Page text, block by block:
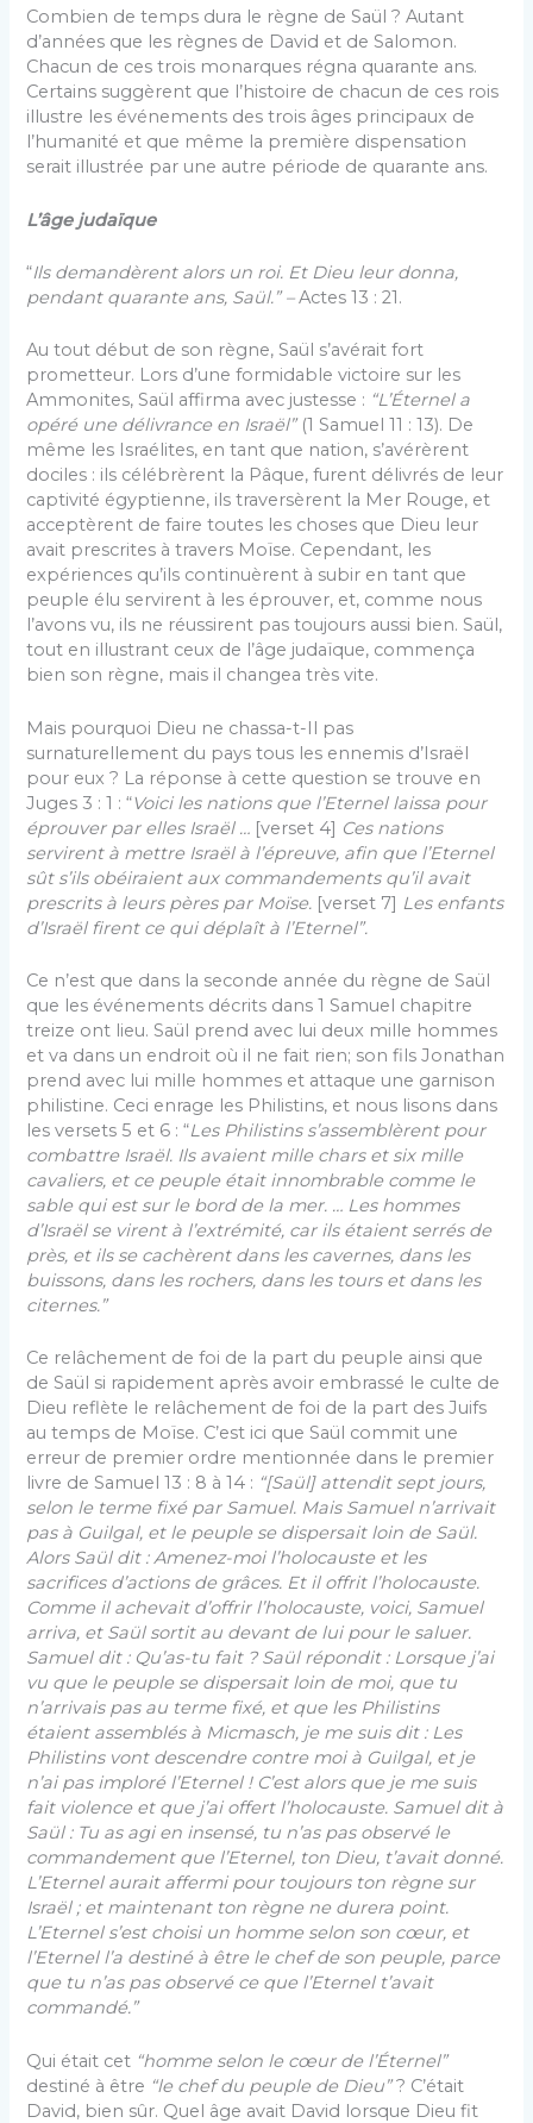
Combien de temps dura le règne de Saül ? Autant
d’années que les règnes de David et de Salomon.
Chacun de ces trois monarques régna quarante ans.
Certains suggèrent que l’histoire de chacun de ces rois
illustre les événements des trois âges principaux de
l’humanité et que même la première dispensation
serait illustrée par une autre période de quarante ans.
L’âge judaïque
“Ils demandèrent alors un roi. Et Dieu leur donna,
pendant quarante ans, Saül.” –Actes 13 : 21.
Au tout début de son règne, Saül s’avérait fort
prometteur. Lors d’une formidable victoire sur les
Ammonites, Saül affirma avec justesse : “L’Éternel a
opéré une délivrance en Israël”(1 Samuel 11 : 13). De
même les Israélites, en tant que nation, s’avérèrent
dociles : ils célébrèrent la Pâque, furent délivrés de leur
captivité égyptienne, ils traversèrent la Mer Rouge, et
acceptèrent de faire toutes les choses que Dieu leur
avait prescrites à travers Moïse. Cependant, les
expériences qu’ils continuèrent à subir en tant que
peuple élu servirent à les éprouver, et, comme nous
l’avons vu, ils ne réussirent pas toujours aussi bien. Saül,
tout en illustrant ceux de l’âge judaïque, commença
bien son règne, mais il changea très vite.
Mais pourquoi Dieu ne chassa-t-Il pas
surnaturellement du pays tous les ennemis d’Israël
pour eux ? La réponse à cette question se trouve en
Juges 3 : 1 : “Voici les nations que l’Eternel laissa pour
éprouver par elles Israël … [verset 4] Ces nations
servirent à mettre Israël à l’épreuve, afin que l’Eternel
sût s’ils obéiraient aux commandements qu’il avait
prescrits à leurs pères par Moïse. [verset 7] Les enfants
d’Israël firent ce qui déplaît à l’Eternel”.
Ce n’est que dans la seconde année du règne de Saül
que les événements décrits dans 1 Samuel chapitre
treize ont lieu. Saül prend avec lui deux mille hommes
et va dans un endroit où il ne fait rien; son fils Jonathan
prend avec lui mille hommes et attaque une garnison
philistine. Ceci enrage les Philistins, et nous lisons dans
les versets 5 et 6 : “Les Philistins s’assemblèrent pour
combattre Israël. Ils avaient mille chars et six mille
cavaliers, et ce peuple était innombrable comme le
sable qui est sur le bord de la mer. … Les hommes
d’Israël se virent à l’extrémité, car ils étaient serrés de
près, et ils se cachèrent dans les cavernes, dans les
buissons, dans les rochers, dans les tours et dans les
citernes.”
Ce relâchement de foi de la part du peuple ainsi que
de Saül si rapidement après avoir embrassé le culte de
Dieu reflète le relâchement de foi de la part des Juifs
au temps de Moïse. C’est ici que Saül commit une
erreur de premier ordre mentionnée dans le premier
livre de Samuel 13 : 8 à 14 : “[Saül] attendit sept jours,
selon le terme fixé par Samuel. Mais Samuel n’arrivait
pas à Guilgal, et le peuple se dispersait loin de Saül.
Alors Saül dit : Amenez-moi l’holocauste et les
sacrifices d’actions de grâces. Et il offrit l’holocauste.
Comme il achevait d’offrir l’holocauste, voici, Samuel
arriva, et Saül sortit au devant de lui pour le saluer.
Samuel dit : Qu’as-tu fait ? Saül répondit : Lorsque j’ai
vu que le peuple se dispersait loin de moi, que tu
n’arrivais pas au terme fixé, et que les Philistins
étaient assemblés à Micmasch, je me suis dit : Les
Philistins vont descendre contre moi à Guilgal, et je
n’ai pas imploré l’Eternel ! C’est alors que je me suis
fait violence et que j’ai offert l’holocauste. Samuel dit à
Saül : Tu as agi en insensé, tu n’as pas observé le
commandement que l’Eternel, ton Dieu, t’avait donné.
L’Eternel aurait affermi pour toujours ton règne sur
Israël ; et maintenant ton règne ne durera point.
L’Eternel s’est choisi un homme selon son cœur, et
l’Eternel l’a destiné à être le chef de son peuple, parce
que tu n’as pas observé ce que l’Eternel t’avait
commandé.”
Qui était cet “homme selon le cœur de l’Éternel”
destiné à être “le chef du peuple de Dieu”? C’était
David, bien sûr. Quel âge avait David lorsque Dieu fit